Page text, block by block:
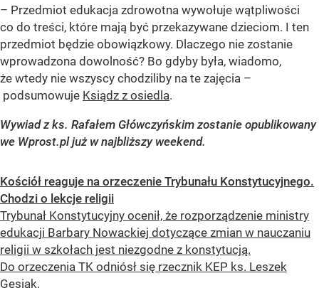
– Przedmiot edukacja zdrowotna wywołuje wątpliwości
co do treści, które mają być przekazywane dzieciom. I ten
przedmiot będzie obowiązkowy. Dlaczego nie zostanie
wprowadzona dowolność? Bo gdyby była, wiadomo,
że wtedy nie wszyscy chodziliby na te zajęcia –
podsumowuje Ksiądz z osiedla.
Wywiad z ks. Rafałem Główczyńskim zostanie opublikowany
we Wprost.pl już w najbliższy weekend.
Kościół reaguje na orzeczenie Trybunału Konstytucyjnego.
Chodzi o lekcje religii
Trybunał Konstytucyjny ocenił, że rozporządzenie ministry
edukacji Barbary Nowackiej dotyczące zmian w nauczaniu
religii w szkołach jest niezgodne z konstytucją.
Do orzeczenia TK odniósł się rzecznik KEP ks. Leszek
Gęsiak.